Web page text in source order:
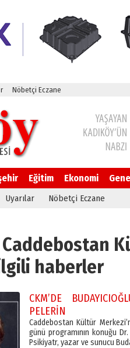
Nöbetçi Eczane
Eğitim Ekonomi
Uyarılar Nöbetçi Eczane
haberler
CKM’DE
PELERİN
Caddebostan Kültür
günü programının konuğu
Psikiyatr, yazar ve sunucu